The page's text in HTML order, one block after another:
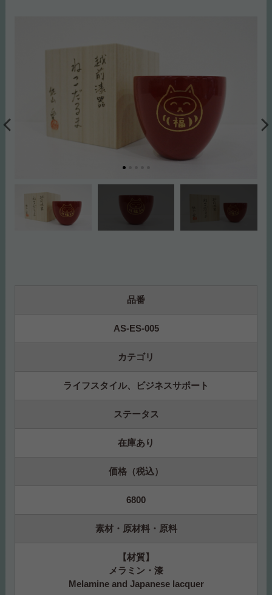
品番
AS-ES-005
カテゴリ
ライフスタイル、ビジネスサポート
ステータス
在庫あり
価格（税込）
6800
素材・原材料・原料
【材質】
メラミン・漆
Melamine and Japanese lacquer